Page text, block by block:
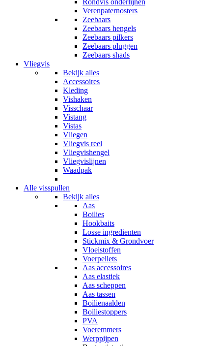
Rondvis onderlijnen
Verenpaternosters
Zeebaars
Zeebaars hengels
Zeebaars pilkers
Zeebaars pluggen
Zeebaars shads
Vliegvis
Bekijk alles
Accessoires
Kleding
Vishaken
Visschaar
Vistang
Vistas
Vliegen
Vliegvis reel
Vliegvishengel
Vliegvislijnen
Waadpak
Alle visspullen
Bekijk alles
Aas
Boilies
Hookbaits
Losse ingredienten
Stickmix & Grondvoer
Vloeistoffen
Voerpellets
Aas accessoires
Aas elastiek
Aas scheppen
Aas tassen
Boilienaalden
Boiliestoppers
PVA
Voeremmers
Werppijpen